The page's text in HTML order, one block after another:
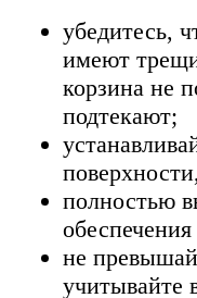
убедитесь,
имеют
корзина не
подтекают;
полностью
не
учитывайте